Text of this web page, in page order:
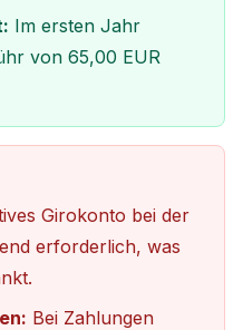
Im ersten Jahr
von 65,00 EUR
Girokonto bei der
erforderlich, was
Bei Zahlungen